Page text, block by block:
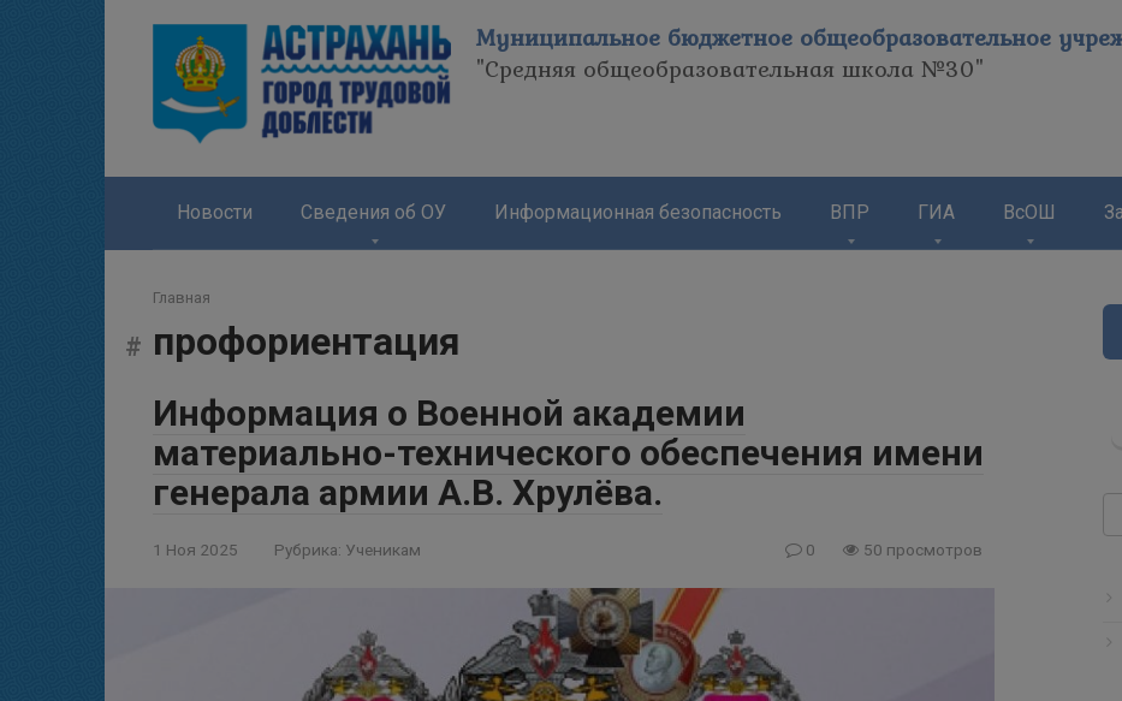
Муниципальное бюджетное общеобразовательное
"Средняя общеобразовательная школа №30"
Новости Сведения об ОУ Информационная безопасность ВПР ГИА ВсОШ
Главная
профориентация
Информация о Военной академии
материально-технического обеспечения имени
генерала армии А.В. Хрулёва.
1 Ноя 2025 Рубрика: Ученикам 0 50 просмотров